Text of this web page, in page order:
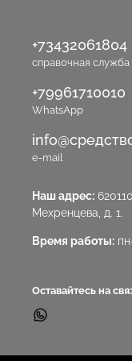
+73432061804
справочная служба
+79961710010
WhatsApp
e-mail
Наш адрес:
Мехренцева, д. 1.
Время работы:
Оставайтесь на